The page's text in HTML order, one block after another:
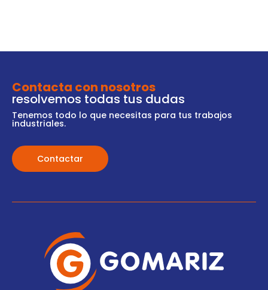
Contacta con nosotros
resolvemos todas tus dudas
Tenemos todo lo que necesitas para tus trabajos
industriales.
Contactar